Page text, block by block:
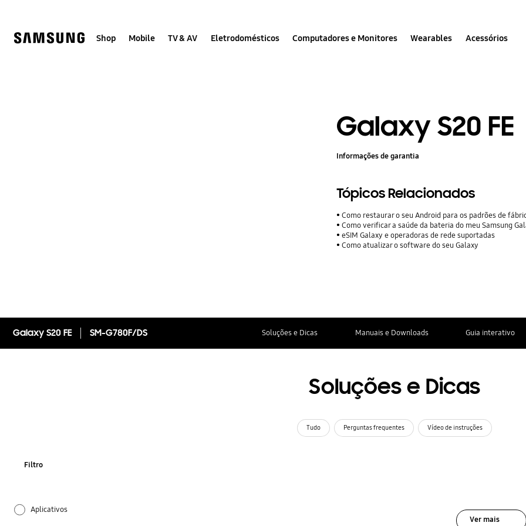
Shop Mobile TV & AV Eletrodomésticos Computadores e Monitores Wearables Acessórios
Galaxy S20 FE
Informações de garantia
Tópicos Relacionados
Como restaurar o seu Android para os padrões de
Como verificar a saúde da bateria do meu Samsung
eSIM Galaxy e operadoras de rede suportadas
Como atualizar o software do seu Galaxy
Galaxy S20 FE SM-G780F/DS Soluções e Dicas Manuais e Downloads Guia interativo
Soluções e Dicas
Tudo Perguntas frequentes Vídeo de instruções
Filtro
Aplicativos
Ver mais